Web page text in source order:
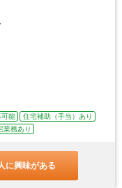
可能
住宅補助（手当）あり
業務あり
に興味がある